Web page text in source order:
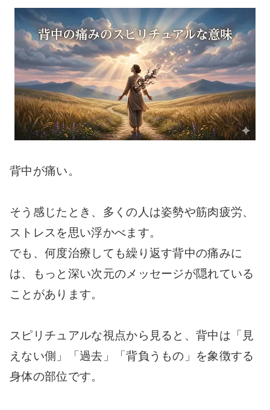
背中が痛い。
そう感じたとき、多くの人は姿勢や筋肉疲労、
ストレスを思い浮かべます。
でも、何度治療しても繰り返す背中の痛みに
は、もっと深い次元のメッセージが隠れている
ことがあります。
スピリチュアルな視点から見ると、背中は「見
えない側」「過去」「背負うもの」を象徴する
身体の部位です。